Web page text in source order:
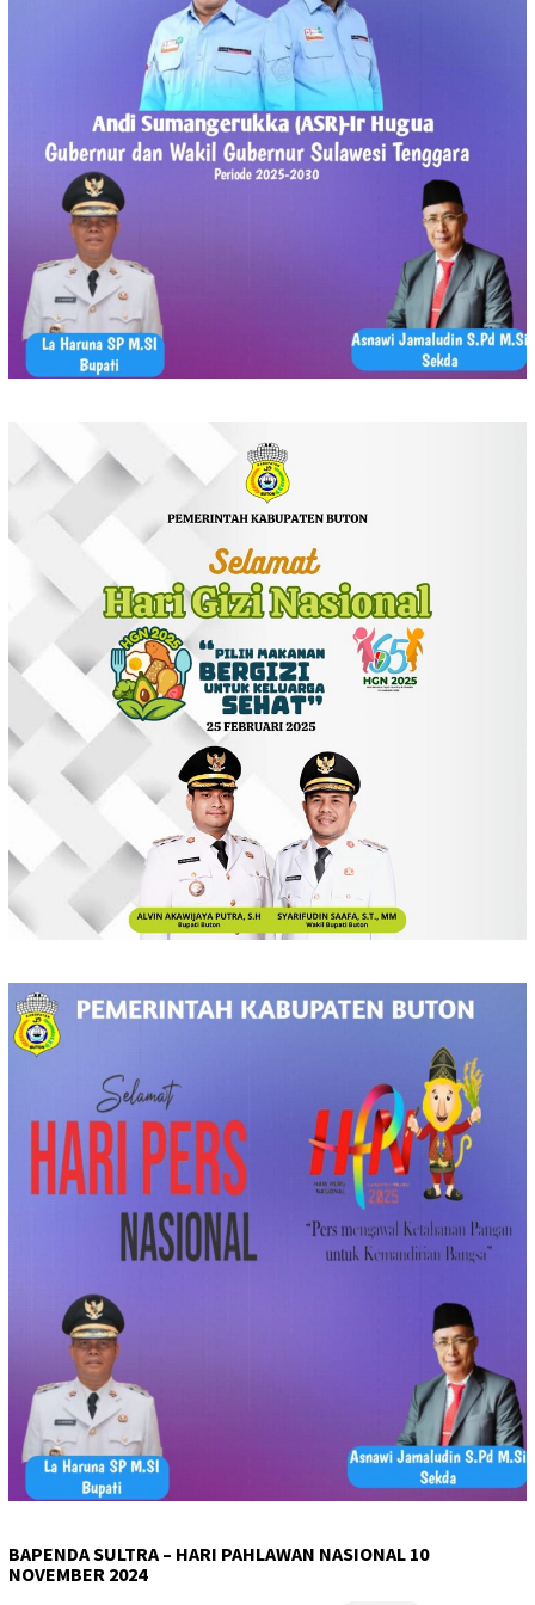
BAPENDA SULTRA – HARI PAHLAWAN NASIONAL 10
NOVEMBER 2024